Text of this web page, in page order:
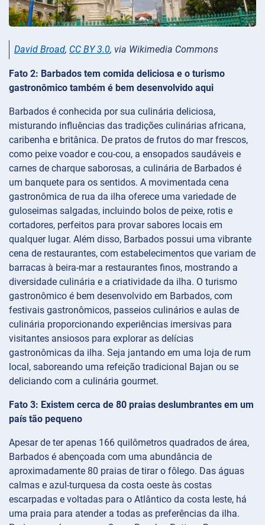
David Broad, CC BY 3.0, via Wikimedia Commons
Fato 2: Barbados tem comida deliciosa e o turismo
gastronômico também é bem desenvolvido aqui
Barbados é conhecida por sua culinária deliciosa,
misturando influências das tradições culinárias africana,
caribenha e britânica. De pratos de frutos do mar frescos,
como peixe voador e cou-cou, a ensopados saudáveis e
carnes de charque saborosas, a culinária de Barbados é
um banquete para os sentidos. A movimentada cena
gastronômica de rua da ilha oferece uma variedade de
guloseimas salgadas, incluindo bolos de peixe, rotis e
cortadores, perfeitos para provar sabores locais em
qualquer lugar. Além disso, Barbados possui uma vibrante
cena de restaurantes, com estabelecimentos que variam de
barracas à beira-mar a restaurantes finos, mostrando a
diversidade culinária e a criatividade da ilha. O turismo
gastronômico é bem desenvolvido em Barbados, com
festivais gastronômicos, passeios culinários e aulas de
culinária proporcionando experiências imersivas para
visitantes ansiosos para explorar as delícias
gastronômicas da ilha. Seja jantando em uma loja de rum
local, saboreando uma refeição tradicional Bajan ou se
deliciando com a culinária gourmet.
Fato 3: Existem cerca de 80 praias deslumbrantes em um
país tão pequeno
Apesar de ter apenas 166 quilômetros quadrados de área,
Barbados é abençoada com uma abundância de
aproximadamente 80 praias de tirar o fôlego. Das águas
calmas e azul-turquesa da costa oeste às costas
escarpadas e voltadas para o Atlântico da costa leste, há
uma praia para atender a todas as preferências da ilha.